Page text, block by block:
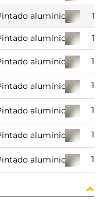
alumínio
alumínio
alumínio
alumínio
alumínio
alumínio
alumínio